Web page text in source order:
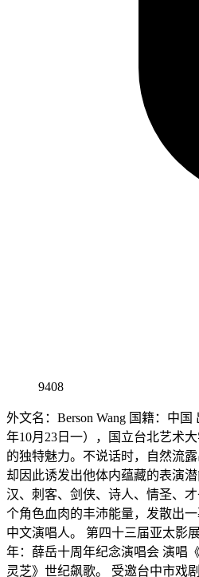
9408
外文名：Berson Wang 国籍：中
年10月23日一），国立台北艺术
的独特魅力。不说话时，自然流
却因此诱发出他体内蕴藏的表演
汉、刺客、剑侠、诗人、情圣、
个角色血肉的丰沛能量，发散出
中文演唱人。 第四十三届亚太影
年：薛岳十周年纪念演唱会 演唱
灵芝》世纪飙歌。 受邀台中市戏